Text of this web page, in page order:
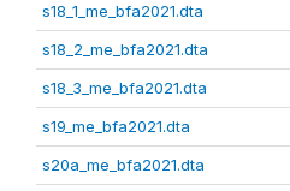
s18_1_me_bfa2021.dta
s18_2_me_bfa2021.dta
s18_3_me_bfa2021.dta
s19_me_bfa2021.dta
s20a_me_bfa2021.dta